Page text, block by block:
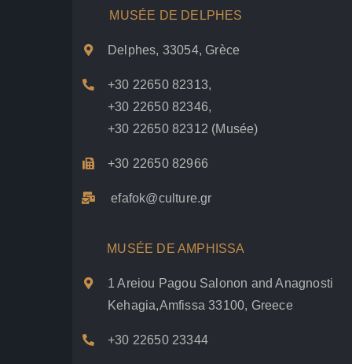
MUSÉE DE DELPHES
Delphes, 33054, Grèce
+30 22650 82313,
+30 22650 82346,
+30 22650 82312 (Musée)
+30 22650 82966
efafok@culture.gr
MUSÉE DE AMPHISSA
1 Areiou Pagou Salonon and Anagnosti
Kehagia,Amfissa 33100, Greece
+30 22650 23344